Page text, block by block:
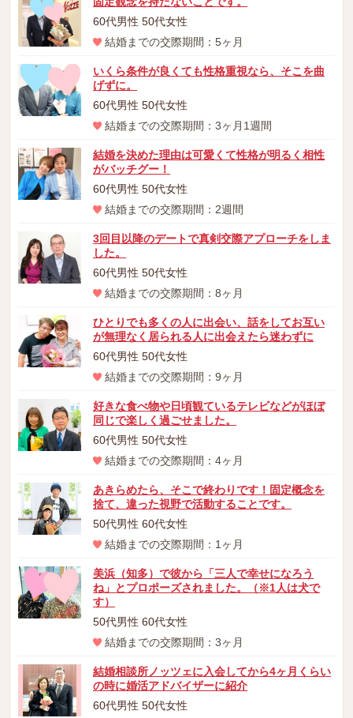
60代男性 50代女性
結婚までの交際期間：5ヶ月
いくら条件が良くても性格重視なら、そこを曲
げずに。
60代男性 50代女性
結婚までの交際期間：3ヶ月1週間
結婚を決めた理由は可愛くて性格が明るく相性
がバッチグー！
60代男性 50代女性
結婚までの交際期間：2週間
3回目以降のデートで真剣交際アプローチをしま
した。
60代男性 50代女性
結婚までの交際期間：8ヶ月
ひとりでも多くの人に出会い、話をしてお互い
が無理なく居られる人に出会えたら迷わずに
60代男性 50代女性
結婚までの交際期間：9ヶ月
好きな食べ物や日頃観ているテレビなどがほぼ
同じで楽しく過ごせました。
60代男性 50代女性
結婚までの交際期間：4ヶ月
あきらめたら、そこで終わりです！固定概念を
捨て、違った視野で活動することです。
50代男性 60代女性
結婚までの交際期間：1ヶ月
美浜（知多）で彼から「三人で幸せになろう
ね」とプロポーズされました。（※1人は犬で
す）
50代男性 60代女性
結婚までの交際期間：3ヶ月
結婚相談所ノッツェに入会してから4ヶ月くらい
の時に婚活アドバイザーに紹介
60代男性 50代女性